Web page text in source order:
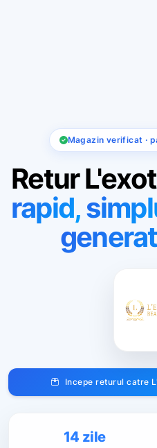
Magazin verificat ·
Retur
rapid,
Incepe returul catre
14 zile